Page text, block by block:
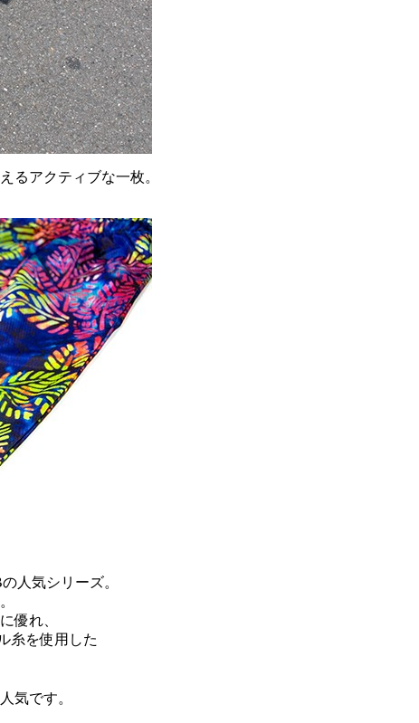
るアクティブな一枚。
人気シリーズ。
優れ、
糸を使用した
気です。